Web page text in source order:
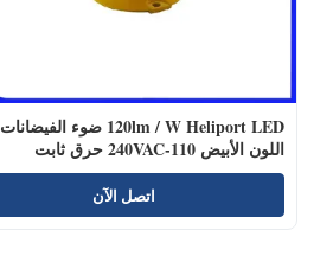
120lm / W Heliport LED ضوء الفيضانات
اللون الأبيض 110-240VAC حرق ثابت
اتصل الآن